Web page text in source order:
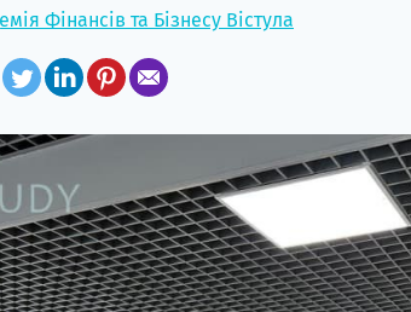
Фінансів та Бізнесу Вістула